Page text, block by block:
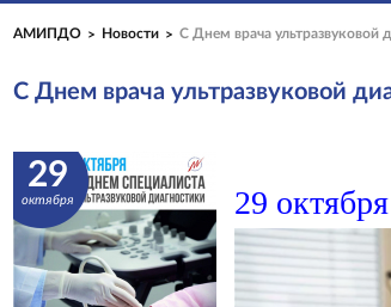
АМИПДО Новости С Днем врача ультразвуковой
С Днем врача ультразвуковой
29
октября 29